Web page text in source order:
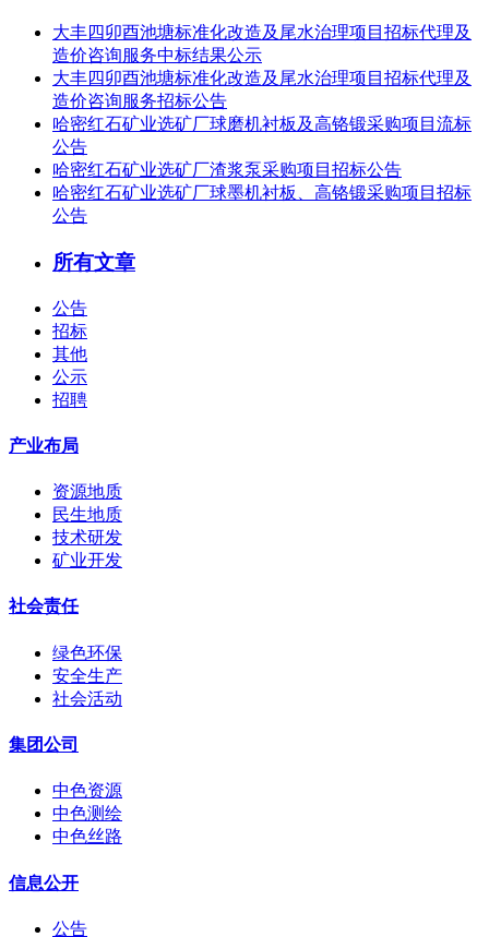
大丰四卯酉池塘标准化改造及尾水治理项目招标代理及
造价咨询服务中标结果公示
大丰四卯酉池塘标准化改造及尾水治理项目招标代理及
造价咨询服务招标公告
哈密红石矿业选矿厂球磨机衬板及高铬锻采购项目流标
公告
哈密红石矿业选矿厂渣浆泵采购项目招标公告
哈密红石矿业选矿厂球墨机衬板、高铬锻采购项目招标
公告
所有文章
公告
招标
其他
公示
招聘
产业布局
资源地质
民生地质
技术研发
矿业开发
社会责任
绿色环保
安全生产
社会活动
集团公司
中色资源
中色测绘
中色丝路
信息公开
公告